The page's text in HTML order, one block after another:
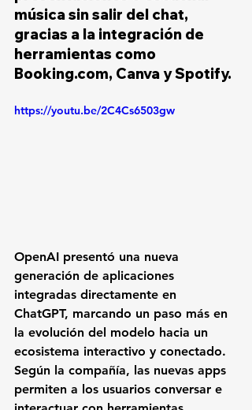
música sin salir del chat,
gracias a la integración de
herramientas como
Booking.com, Canva y Spotify.
https://youtu.be/2C4Cs6503gw
OpenAI presentó una nueva
generación de aplicaciones
integradas directamente en
ChatGPT, marcando un paso más en
la evolución del modelo hacia un
ecosistema interactivo y conectado.
Según la compañía, las nuevas apps
permiten a los usuarios conversar e